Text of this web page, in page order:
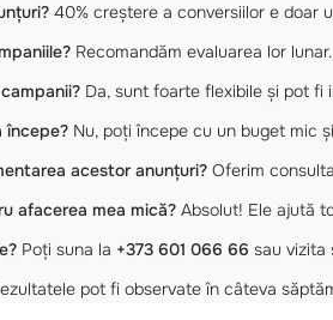
40% creștere a conversiilor e doar
Recomandăm evaluarea lor lunar.
Da, sunt foarte flexibile și pot fi
începe? Nu, poți începe cu un buget mic
acestor anunțuri? Oferim
afacerea mea mică? Absolut! Ele ajută
Poți suna la +373 601 066 66 sau vizita
pot fi observate în câteva